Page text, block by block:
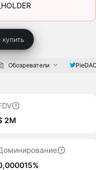
купить
Обозреватели
2M